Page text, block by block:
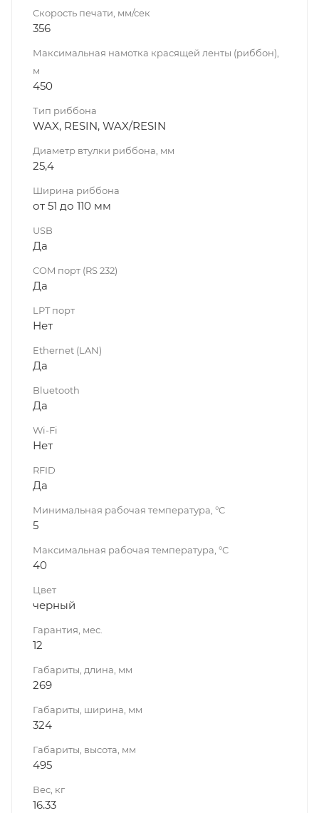
Скорость печати, мм/сек
356
Максимальная намотка красящей ленты (риббон),
м
450
Тип риббона
WAX, RESIN, WAX/RESIN
Диаметр втулки риббона, мм
25,4
Ширина риббона
от 51 до 110 мм
USB
Да
COM порт (RS 232)
Да
LPT порт
Нет
Ethernet (LAN)
Да
Bluetooth
Да
Wi-Fi
Нет
RFID
Да
Минимальная рабочая температура, °C
5
Максимальная рабочая температура, °C
40
Цвет
черный
Гарантия, мес.
12
Габариты, длина, мм
269
Габариты, ширина, мм
324
Габариты, высота, мм
495
Вес, кг
16.33